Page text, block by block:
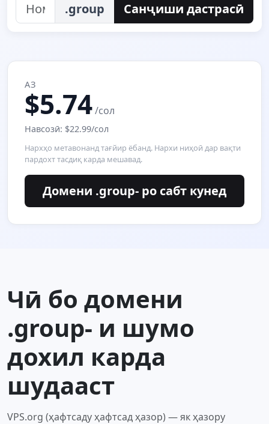
.group Санҷиши дастрасӣ
АЗ
$5.74/сол
Навсозӣ: $22.99/сол
Нархҳо метавонанд тағйир ёбанд. Нархи ниҳоӣ дар вақти
пардохт тасдиқ карда мешавад.
Домени .group- ро сабт кунед
Чӣ бо домени
.group- и шумо
дохил карда
шудааст
VPS.org (ҳафтсаду ҳафтсад ҳазор) — як ҳазору